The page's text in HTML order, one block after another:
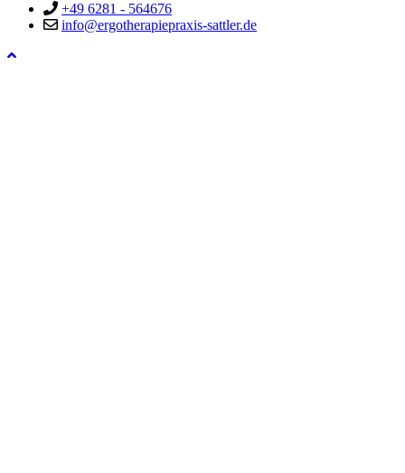
+49 6281 - 564676
info@ergotherapiepraxis-sattler.de